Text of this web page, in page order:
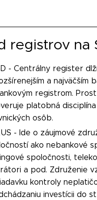
registrov na
- Centrálny register
a najväčším
registrom.
platobná
osôb.
- Ide o záujmové
ako nebankové
spoločnosti,
a pod. Združenie
kontroly
investícii do